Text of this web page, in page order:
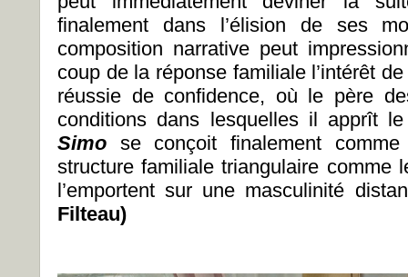
finalement dans l’élision de ses
composition narrative peut
coup de la réponse familiale l’intérêt
réussie de confidence, où le père
conditions dans lesquelles il apprît
Simo se conçoit finalement
structure familiale triangulaire comme
l’emportent sur une masculinité
Filteau)